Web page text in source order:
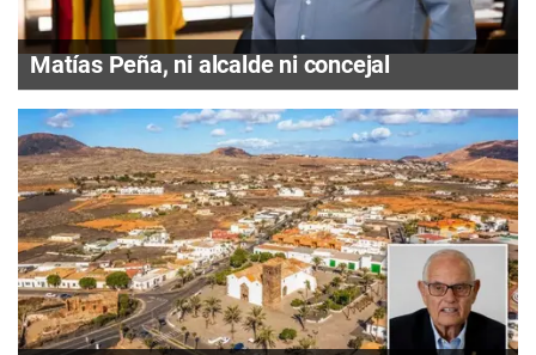
Matías Peña, ni alcalde ni concejal